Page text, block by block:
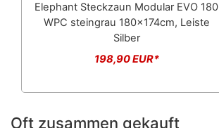
Elephant Steckzaun Modular EVO 180
WPC steingrau 180x174cm, Leiste
Silber
198,90 EUR*
Oft zusammen gekauft